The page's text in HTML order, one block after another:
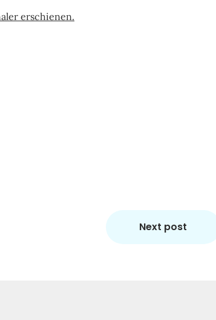
erschienen.
Next post